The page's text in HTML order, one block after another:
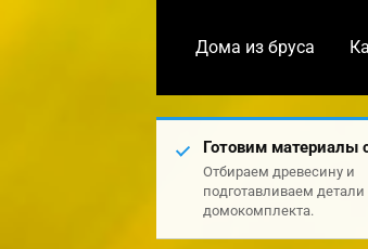
Дома из бруса
Готовим материалы
Отбираем древесину и
подготавливаем детали
домокомплекта.